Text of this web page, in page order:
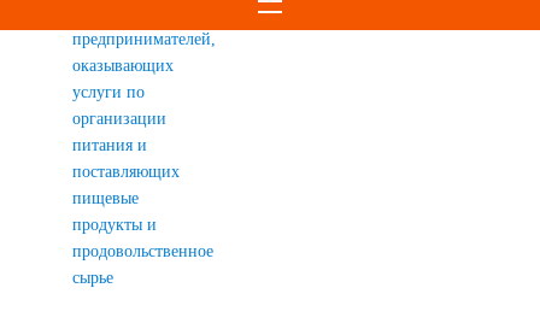
предпринимателей,
оказывающих
услуги по
организации
питания и
поставляющих
пищевые
продукты и
продовольственное
сырье
родителей